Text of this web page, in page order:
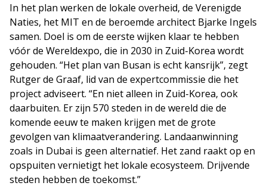
In het plan werken de lokale overheid, de Verenigde
Naties, het MIT en de beroemde architect Bjarke Ingels
samen. Doel is om de eerste wijken klaar te hebben
vóór de Wereldexpo, die in 2030 in Zuid-Korea wordt
gehouden. “Het plan van Busan is echt kansrijk”, zegt
Rutger de Graaf, lid van de expertcommissie die het
project adviseert. “En niet alleen in Zuid-Korea, ook
daarbuiten. Er zijn 570 steden in de wereld die de
komende eeuw te maken krijgen met de grote
gevolgen van klimaatverandering. Landaanwinning
zoals in Dubai is geen alternatief. Het zand raakt op en
opspuiten vernietigt het lokale ecosysteem. Drijvende
steden hebben de toekomst.”